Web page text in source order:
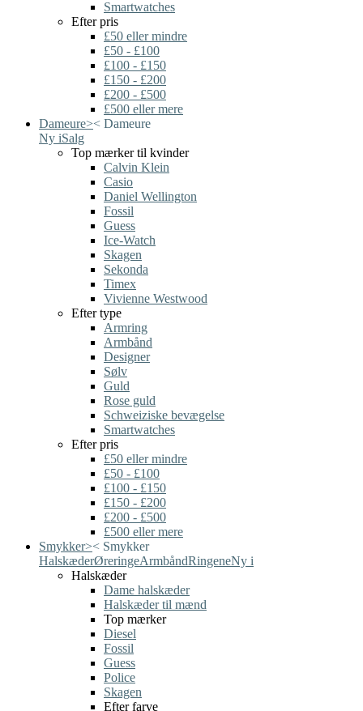
Smartwatches
Efter pris
£50 eller mindre
£50 - £100
£100 - £150
£150 - £200
£200 - £500
£500 eller mere
Dameure>< Dameure
Ny iSalg
Top mærker til kvinder
Calvin Klein
Casio
Daniel Wellington
Fossil
Guess
Ice-Watch
Skagen
Sekonda
Timex
Vivienne Westwood
Efter type
Armring
Armbånd
Designer
Sølv
Guld
Rose guld
Schweiziske bevægelse
Smartwatches
Efter pris
£50 eller mindre
£50 - £100
£100 - £150
£150 - £200
£200 - £500
£500 eller mere
Smykker>< Smykker
HalskæderØreringeArmbåndRingeneNy i
Halskæder
Dame halskæder
Halskæder til mænd
Top mærker
Diesel
Fossil
Guess
Police
Skagen
Efter farve